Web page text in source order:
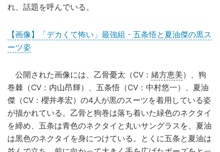
れ、話題を呼んでいる。
【画像】「デカくて怖い」最強組・五条悟と夏油傑の黒ス
ーツ姿
公開された画像には、乙骨憂太（CV： 緒方恵美）、狗
巻棘（CV：内山昂輝）、五条悟（CV：中村悠一）、夏油
傑（CV：櫻井孝宏）の4人が黒のスーツを着用している姿
が描かれている。乙骨と狗巻は落ち着いた緑色のネクタイ
を締め、五条は青色のネクタイと丸いサングラスを、夏油
は黒色のネクタイを身につけている。とくに五条と夏油は